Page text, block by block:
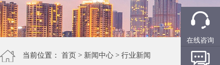
当前位置： 首页 > 新闻中心 > 行业新闻
在线咨询